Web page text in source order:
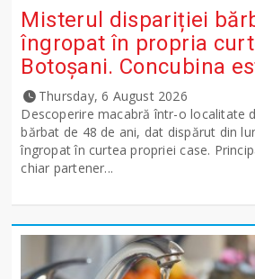
Misterul dispariției
îngropat în propria
Botoșani. Concubina
Thursday, 6 August 2026
Descoperire macabră într-o localitate
bărbat de 48 de ani, dat dispărut din
îngropat în curtea propriei case.
chiar partener...